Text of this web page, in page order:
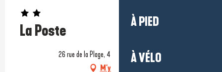
À PIED
À VÉLO
La Poste
Prestataire engagé dans une démarche environnementale
26 rue de la Plage, 44420 Piriac-sur-Mer
M'y rendre